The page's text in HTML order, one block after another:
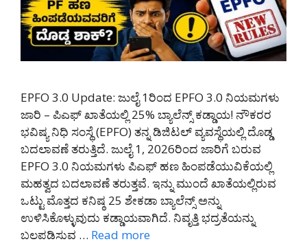
EPFO 3.0 Update: ಜುಲೈ 1ರಿಂದ EPFO 3.0 ನಿಯಮಗಳು
ಜಾರಿ – ಪಿಎಫ್ ಖಾತೆಯಲ್ಲಿ 25% ಬ್ಯಾಲೆನ್ಸ್ ಕಡ್ಡಾಯ! ನೌಕರರ
ಭವಿಷ್ಯ ನಿಧಿ ಸಂಸ್ಥೆ (EPFO) ತನ್ನ ಡಿಜಿಟಲ್ ವ್ಯವಸ್ಥೆಯಲ್ಲಿ ದೊಡ್ಡ
ಬದಲಾವಣೆ ತರುತ್ತಿದೆ. ಜುಲೈ 1, 2026ರಿಂದ ಜಾರಿಗೆ ಬರುವ
EPFO 3.0 ನಿಯಮಗಳು ಪಿಎಫ್ ಹಣ ಹಿಂಪಡೆಯುವಿಕೆಯಲ್ಲಿ
ಮಹತ್ವದ ಬದಲಾವಣೆ ತರುತ್ತವೆ. ಇನ್ನು ಮುಂದೆ ಖಾತೆಯಲ್ಲಿರುವ
ಒಟ್ಟು ಮೊತ್ತದ ಕನಿಷ್ಠ 25 ಶೇಕಡಾ ಬ್ಯಾಲೆನ್ಸ್ ಅನ್ನು
ಉಳಿಸಿಕೊಳ್ಳುವುದು ಕಡ್ಡಾಯವಾಗಿದೆ. ನಿವೃತ್ತಿ ಭದ್ರತೆಯನ್ನು
ಬಲಪಡಿಸುವ … Read more